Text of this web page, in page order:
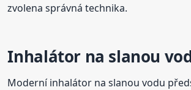
zvolena správná technika.
Inhalátor na slanou
Moderní inhalátor na slanou vodu